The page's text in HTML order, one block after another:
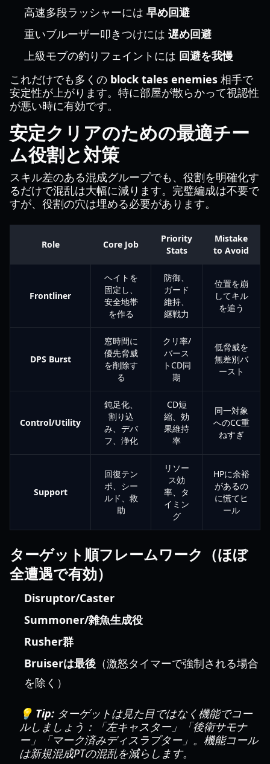
高速多段ラッシャーには 早め回避
重いブルーザー叩きつけには 遅め回避
上級モブの釣りフェイントには 回避を我慢
これだけでも多くの block tales enemies 相手で
安定性が上がります。特に部屋が散らかって視認性
が悪い時に有効です。
安定クリアのための最適チー
ム役割と対策
スキル差のある混成グループでも、役割を明確化す
るだけで混乱は大幅に減ります。完璧編成は不要で
すが、役割の穴は埋める必要があります。
Role Core Job
Priority
Stats
Mistake
to Avoid
Frontliner
ヘイトを
固定し、
安全地帯
を作る
防御、
ガード
維持、
継戦力
位置を崩
してキル
を追う
DPS Burst
窓時間に
優先脅威
を削除す
る
クリ率/
バース
トCD同
期
低脅威を
無差別バ
ースト
Control/Utility
鈍足化、
割り込
み、デバ
フ、浄化
CD短
縮、効
果維持
率
同一対象
へのCC重
ねすぎ
Support
回復テン
ポ、シー
ルド、救
助
リソー
ス効
率、タ
イミン
グ
HPに余裕
があるの
に慌てヒ
ール
ターゲット順フレームワーク（ほぼ
全遭遇で有効）
Disruptor/Caster
Summoner/雑魚生成役
Rusher群
Bruiserは最後 （激怒タイマーで強制される場合
を除く）
💡 Tip: ターゲットは見た目ではなく機能でコー
ルしましょう：「左キャスター」「後衛サモナ
ー」「マーク済みディスラプター」。機能コール
は新規混成PTの混乱を減らします。